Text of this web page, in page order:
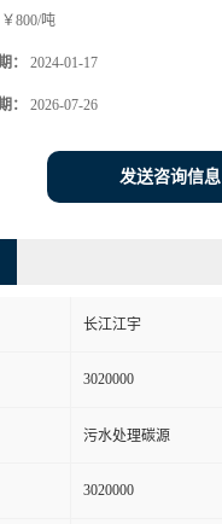
￥800/吨
： 2024-01-17
： 2026-07-26
发送咨询信息
长江江宇
3020000
污水处理碳源
3020000